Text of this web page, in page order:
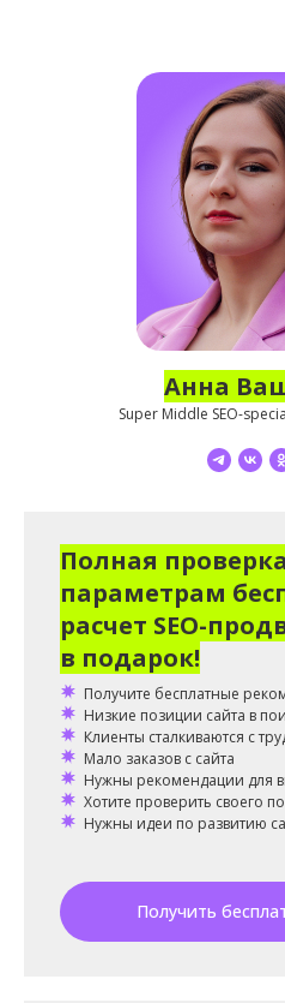
Анна
Super Middle SEO-
Полная
параметрам
расчет SEO-
в подарок!
Получите бесплатные
Низкие позиции сайта в
Клиенты сталкиваются с
Мало заказов с сайта
Нужны рекомендации для
Хотите проверить своего
Нужны идеи по развитию
Получить